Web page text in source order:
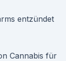
entzündet
Cannabis für